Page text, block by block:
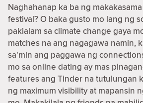
Naghahanap ka ba ng
festival? O baka gusto mo lang ng
pakialam sa climate change gaya
matches na ang nagagawa namin,
sa'min ang paggawa ng
mo sa online dating ay mas
features ang Tinder na tutulungan
ng maximum visibility at mapansin